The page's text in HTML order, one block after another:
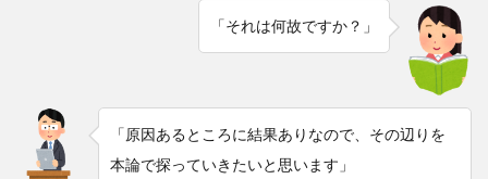
「それは何故ですか？」
「原因あるところに結果ありなので、その辺りを
本論で探っていきたいと思います」